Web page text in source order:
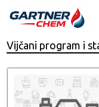
Vijčani program i